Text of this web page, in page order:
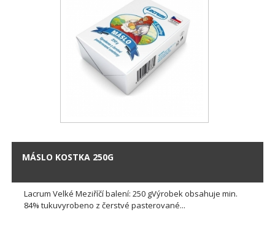
MÁSLO KOSTKA 250G
Lacrum Velké Meziříčí balení: 250 gVýrobek obsahuje min.
84% tukuvyrobeno z čerstvé pasterované...